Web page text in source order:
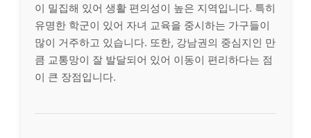
이 밀집해 있어 생활 편의성이 높은 지역입니다. 특히
유명한 학군이 있어 자녀 교육을 중시하는 가구들이
많이 거주하고 있습니다. 또한, 강남권의 중심지인 만
큼 교통망이 잘 발달되어 있어 이동이 편리하다는 점
이 큰 장점입니다.